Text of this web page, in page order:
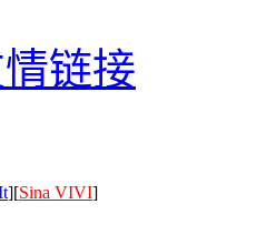
链接
][Sina VIVI]